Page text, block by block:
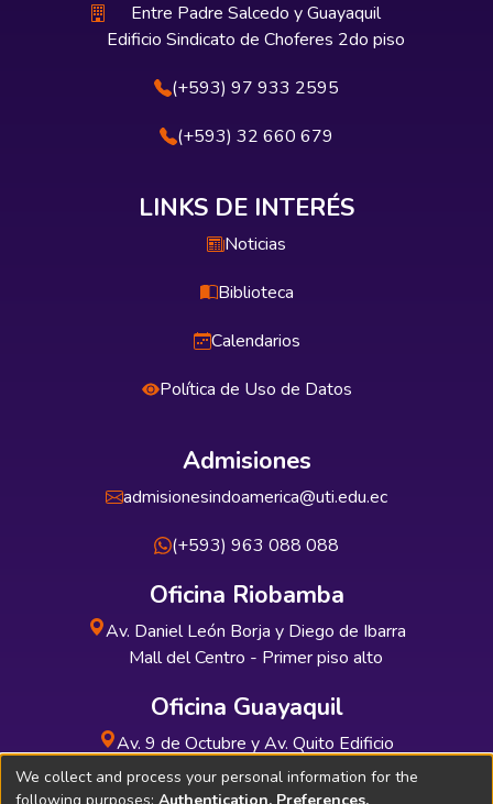
Entre Padre Salcedo y Guayaquil
Edificio Sindicato de Choferes 2do piso
(+593) 97 933 2595
(+593) 32 660 679
LINKS DE INTERÉS
Noticias
Biblioteca
Calendarios
Política de Uso de Datos
Admisiones
admisionesindoamerica@uti.edu.ec
(+593) 963 088 088
Oficina Riobamba
Av. Daniel León Borja y Diego de Ibarra
Mall del Centro - Primer piso alto
Oficina Guayaquil
Av. 9 de Octubre y Av. Quito Edificio
INDUAUTO - Planta baja
We collect and process your personal information for the